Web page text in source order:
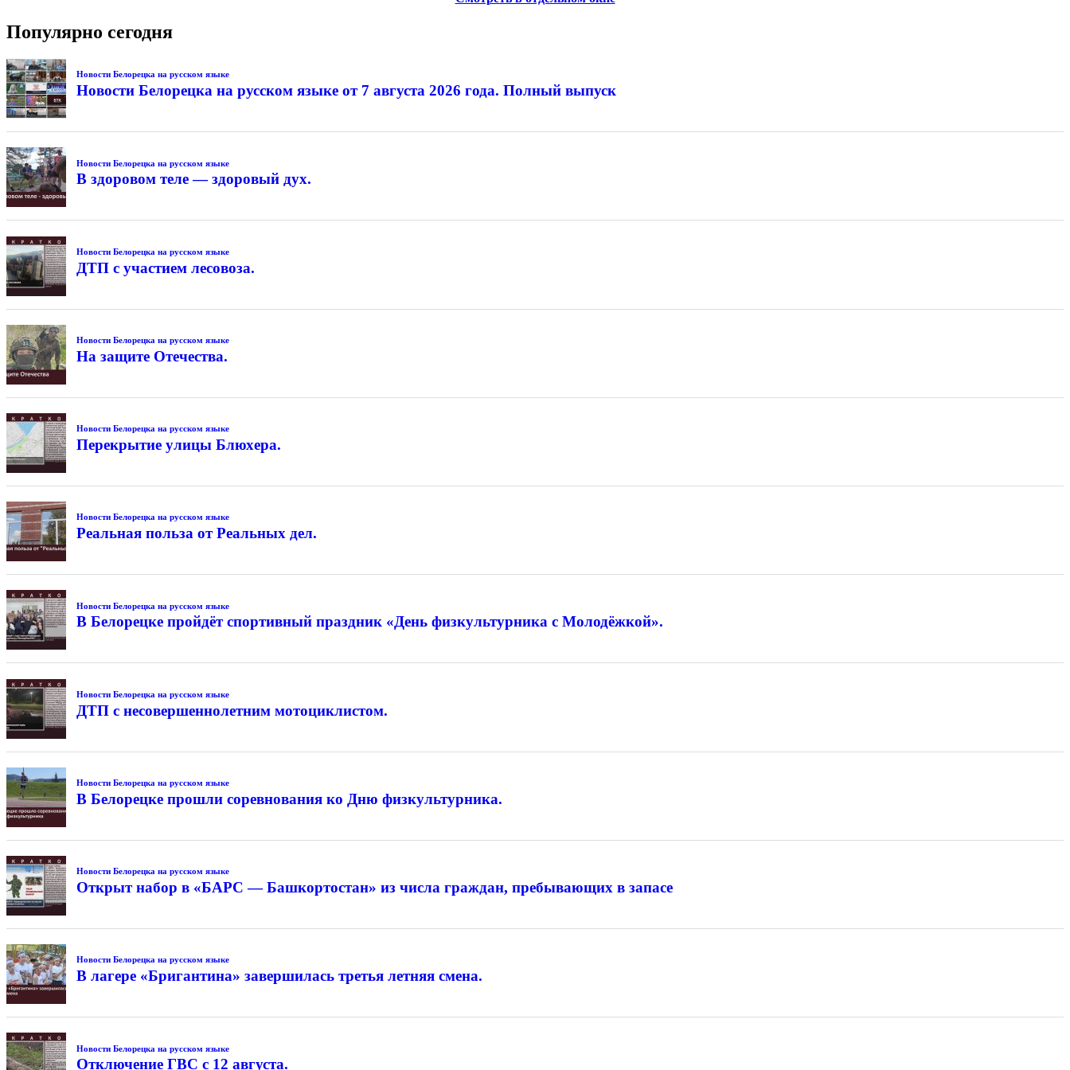
Популярно сегодня
Новости Белорецка на русском языке
Новости Белорецка на русском языке от 7 августа 2026 года. Полный выпуск
Новости Белорецка на русском языке
В здоровом теле — здоровый дух.
Новости Белорецка на русском языке
ДТП с участием лесовоза.
Новости Белорецка на русском языке
На защите Отечества.
Новости Белорецка на русском языке
Перекрытие улицы Блюхера.
Новости Белорецка на русском языке
Реальная польза от Реальных дел.
Новости Белорецка на русском языке
В Белорецке пройдёт спортивный праздник «День физкультурника с Молодёжкой».
Новости Белорецка на русском языке
ДТП с несовершеннолетним мотоциклистом.
Новости Белорецка на русском языке
В Белорецке прошли соревнования ко Дню физкультурника.
Новости Белорецка на русском языке
Открыт набор в «БАРС — Башкортостан» из числа граждан, пребывающих в запасе
Новости Белорецка на русском языке
В лагере «Бригантина» завершилась третья летняя смена.
Новости Белорецка на русском языке
Отключение ГВС с 12 августа.